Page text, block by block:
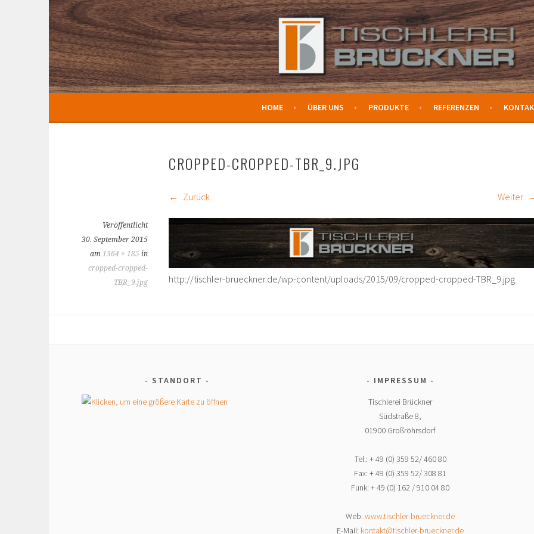
Springe
zum
Inhalt
TISCHLEREI BRÜCKNER
HOME ÜBER UNS PRODUKTE REFERENZEN
CROPPED-CROPPED-TBR_9.JPG
Zurück Weiter
Veröffentlicht
30. September 2015
am 1364 × 185 in
cropped-cropped-
TBR_9.jpg
http://tischler-brueckner.de/wp-content/uploads/2015/09/cropped-cropped-TBR_9.jpg
STANDORT
IMPRESSUM
Tischlerei Brückner
Südstraße 8,
01900 Großröhrsdorf
Tel.: + 49 (0) 359 52/ 460 80
Fax: + 49 (0) 359 52/ 308 81
Funk: + 49 (0) 162 / 910 04 80
Web:www.tischler-brueckner.de
E-Mail: kontakt@tischler-brueckner.de